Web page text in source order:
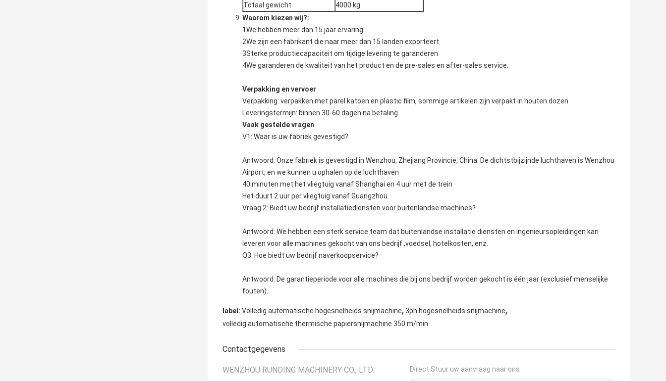
Totaal gewicht
4000 kg
Waarom kiezen wij?:
1We hebben meer dan 15 jaar ervaring.
2We zijn een fabrikant die naar meer dan 15 landen exporteert.
3Sterke productiecapaciteit om tijdige levering te garanderen
4We garanderen de kwaliteit van het product en de pre-sales en after-sales service.
Verpakking en vervoer
Verpakking: verpakken met parel katoen en plastic film, sommige artikelen zijn verpakt in houten dozen
Leveringstermijn: binnen 30-60 dagen na betaling
Vaak gestelde vragen
V1: Waar is uw fabriek gevestigd?
Antwoord: Onze fabriek is gevestigd in Wenzhou, Zhejiang Provincie, China. De dichtstbijzijnde luchthaven is Wenzhou
Airport, en we kunnen u ophalen op de luchthaven
40 minuten met het vliegtuig vanaf Shanghai en 4 uur met de trein
Het duurt 2 uur per vliegtuig vanaf Guangzhou.
Vraag 2: Biedt uw bedrijf installatiediensten voor buitenlandse machines?
Antwoord: We hebben een sterk service team dat buitenlandse installatie diensten en ingenieursopleidingen kan
leveren voor alle machines gekocht van ons bedrijf.,voedsel, hotelkosten, enz.
Q3: Hoe biedt uw bedrijf naverkoopservice?
Antwoord: De garantieperiode voor alle machines die bij ons bedrijf worden gekocht is één jaar (exclusief menselijke
fouten).
label: Volledig automatische hogesnelheids snijmachine, 3ph hogesnelheids snijmachine,
volledig automatische thermische papiersnijmachine 350 m/min
Contactgegevens
WENZHOU RUNDING MACHINERY CO., LTD. Direct Stuur uw aanvraag naar ons